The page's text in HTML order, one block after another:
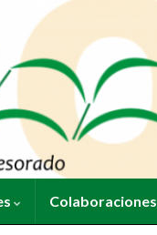
Colaboraciones